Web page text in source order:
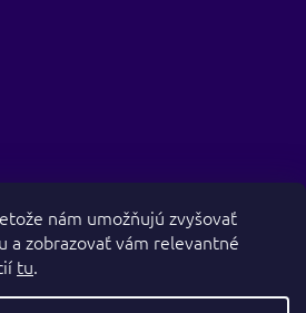
nám umožňujú zvyšovať
a zobrazovať vám relevantné
tu.